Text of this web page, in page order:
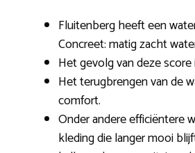
Fluitenberg heeft een
Concreet: matig zacht
Het gevolg van deze
Het terugbrengen van de
comfort.
Onder andere efficiëntere
kleding die langer mooi